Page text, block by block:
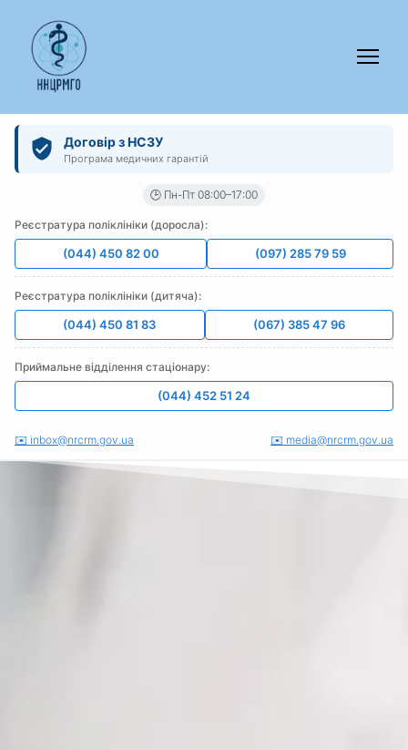
Договір з НСЗУ
Програма медичних гарантій
🕒 Пн-Пт 08:00–17:00
Реєстратура поліклініки (доросла):
(044) 450 82 00 (097) 285 79 59
Реєстратура поліклініки (дитяча):
(044) 450 81 83 (067) 385 47 96
Приймальне відділення стаціонару:
(044) 452 51 24
✉️ inbox@nrcrm.gov.ua ✉️ media@nrcrm.gov.ua